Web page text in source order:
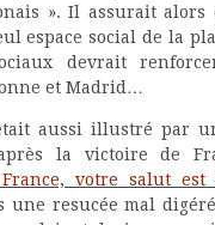
». Il assurait alors
espace social de la
devrait
et Madrid…
aussi illustré par
la victoire de
France, votre salut
une resucée mal